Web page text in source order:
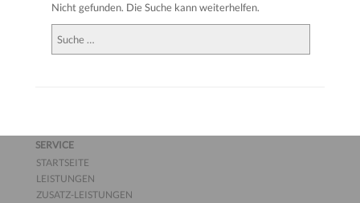
Nicht gefunden. Die Suche kann weiterhelfen.
SERVICE
STARTSEITE
LEISTUNGEN
ZUSATZ-LEISTUNGEN